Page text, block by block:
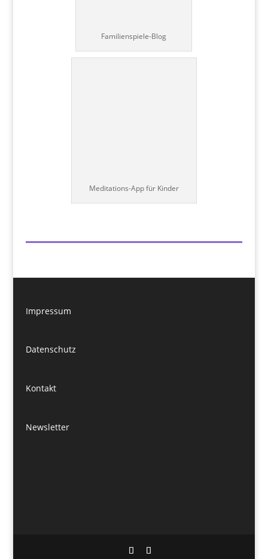
Familienspiele-Blog
Meditations-App für Kinder
Impressum
Datenschutz
Kontakt
Newsletter